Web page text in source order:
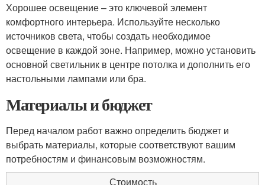
Хорошее освещение – это ключевой элемент
комфортного интерьера. Используйте несколько
источников света, чтобы создать необходимое
освещение в каждой зоне. Например, можно установить
основной светильник в центре потолка и дополнить его
настольными лампами или бра.
Материалы и бюджет
Перед началом работ важно определить бюджет и
выбрать материалы, которые соответствуют вашим
потребностям и финансовым возможностям.
Стоимость